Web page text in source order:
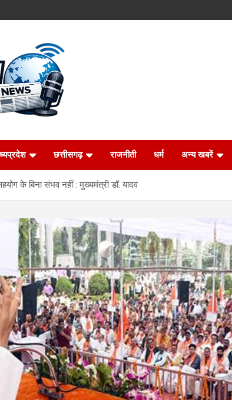
छत्तीसगढ़ राजनीती धर्म अन्य खबरें
के बिना संभव नहीं : मुख्यमंत्री डॉ. यादव